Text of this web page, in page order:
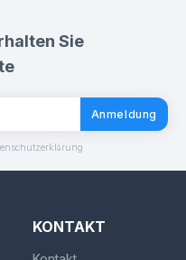
Sie
Anmeldung
KONTAKT